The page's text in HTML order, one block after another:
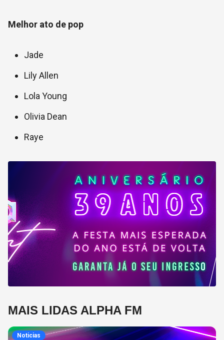
Melhor ato de pop
Jade
Lily Allen
Lola Young
Olivia Dean
Raye
MAIS LIDAS ALPHA FM
Noticias